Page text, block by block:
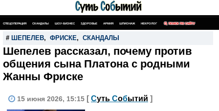
СПЕЦОПЕРАЦИЯ СКАНДАЛЫ ШОУ-БИЗНЕС ЗДОРОВЬЕ АРМИЯ ШПИОНАЖ НЕКРОЛОГ ПОИСК ПО САЙТУ
# ШЕПЕЛЕВ, ФРИСКЕ, СКАНДАЛЫ
Шепелев рассказал, почему против
общения сына Платона с родными
Жанны Фриске
15 июня 2026, 15:15 [ Суть Событий ]